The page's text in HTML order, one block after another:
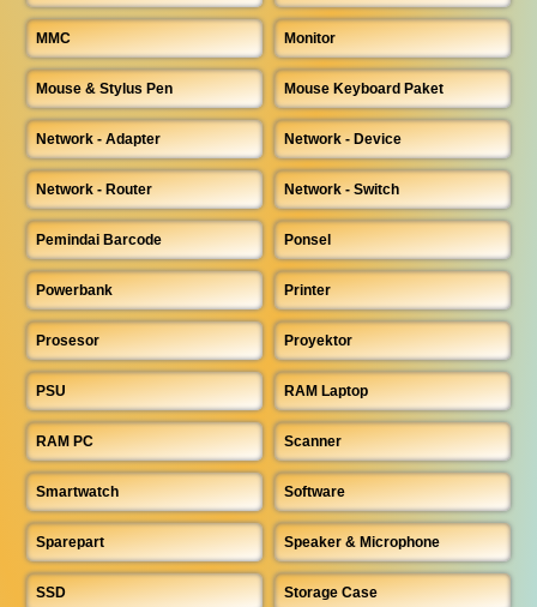
MMC Monitor
Mouse & Stylus Pen Mouse Keyboard Paket
Network - Adapter Network - Device
Network - Router Network - Switch
Pemindai Barcode Ponsel
Powerbank Printer
Prosesor Proyektor
PSU RAM Laptop
RAM PC Scanner
Smartwatch Software
Sparepart Speaker & Microphone
SSD Storage Case